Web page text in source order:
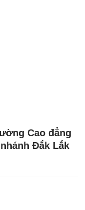
Cao đẳng
Đắk Lắk